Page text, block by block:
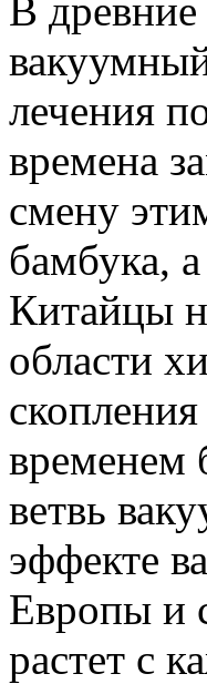
В
лечения
времена
смену
бамбука,
Китайцы
области
временем
ветвь
эффекте
Европы и
растет с